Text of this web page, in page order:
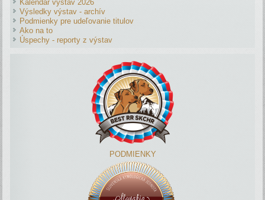
Kalendár výstav 2026
Výsledky výstav - archív
Podmienky pre udeľovanie titulov
Ako na to
Úspechy - reporty z výstav
PODMIENKY